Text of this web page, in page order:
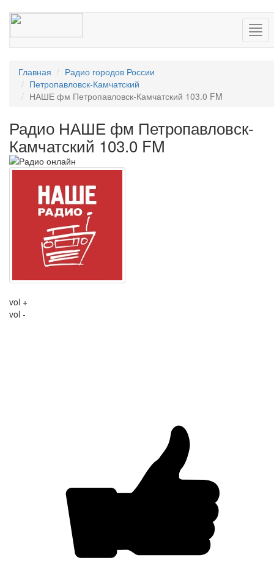
Главная
Радио городов России
Петропавловск-Камчатский
НАШЕ фм Петропавловск-Камчатский 103.0 FM
Радио НАШЕ фм Петропавловск-
Камчатский 103.0 FM
vol +
vol -